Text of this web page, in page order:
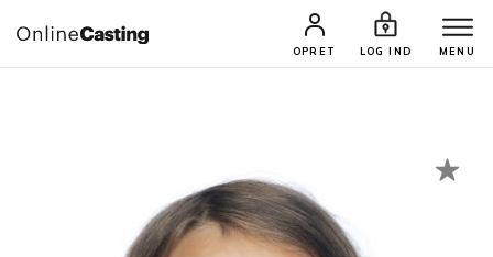
OPRET LOG IND MENU
CASTINGS & JOBS SØG PROFIL